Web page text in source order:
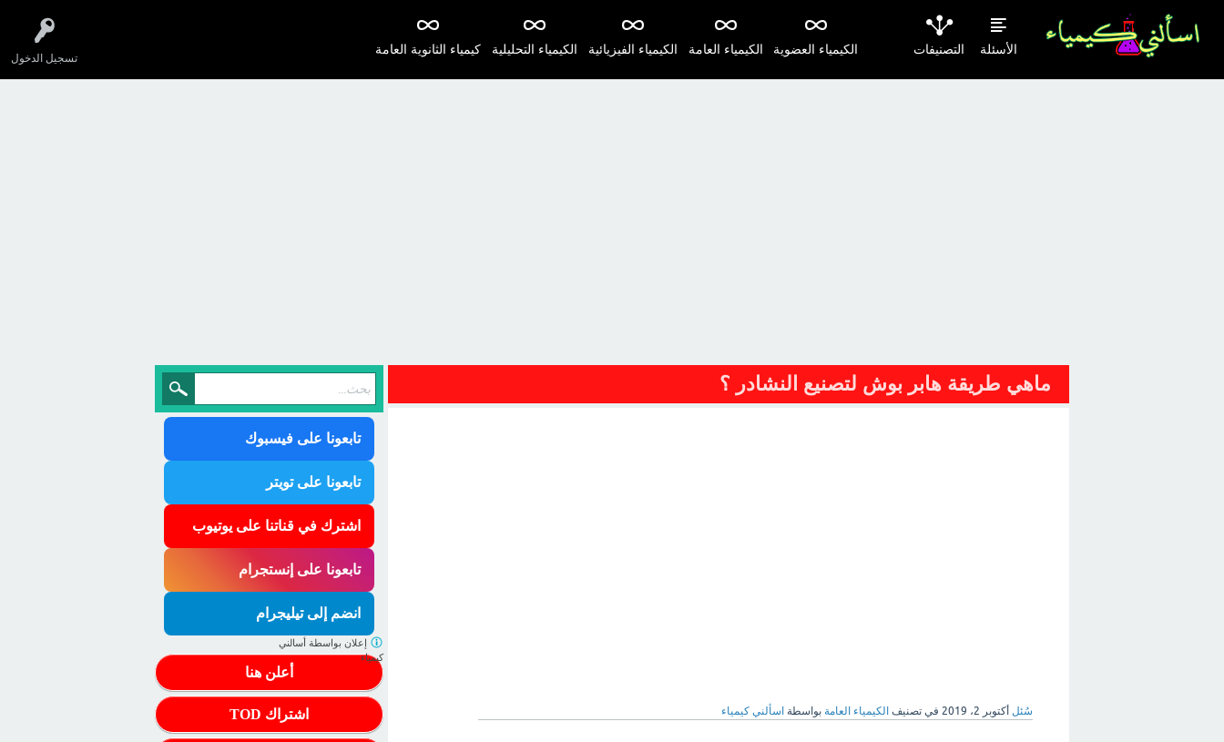
تسجيل الدخول
الأسئلة التصنيفات كيمياء الثانوية العامة الكيمياء التحليلية الكيمياء الفيزيائية الكيمياء العامة الكيمياء العضوية
ماهي طريقة هابر بوش لتصنيع النشادر ؟
سُئل أكتوبر 2، 2019 في تصنيف الكيمياء العامة بواسطة اسألني كيمياء
تابعونا على فيسبوك
تابعونا على تويتر
اشترك في قناتنا على يوتيوب
تابعونا على إنستجرام
انضم إلى تيليجرام
أعلن هنا
اشتراك TOD
إعلان بواسطة أسالني
كيمياء